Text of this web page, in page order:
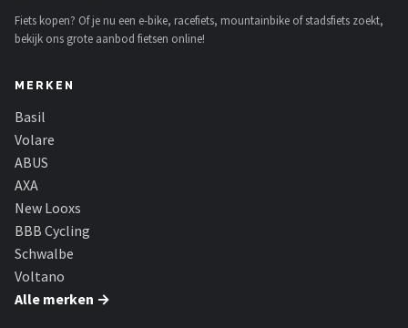
AXA
BBB Cycling
Schwalbe
Voltano
Shimano
Cortina
Fiets kopen? Of je nu een e-bike, racefiets, mountainbike of stadsfiets zoekt,
bekijk ons grote aanbod fietsen online!
MERKEN
Basil
Volare
ABUS
AXA
New Looxs
BBB Cycling
Schwalbe
Voltano
Alle merken →